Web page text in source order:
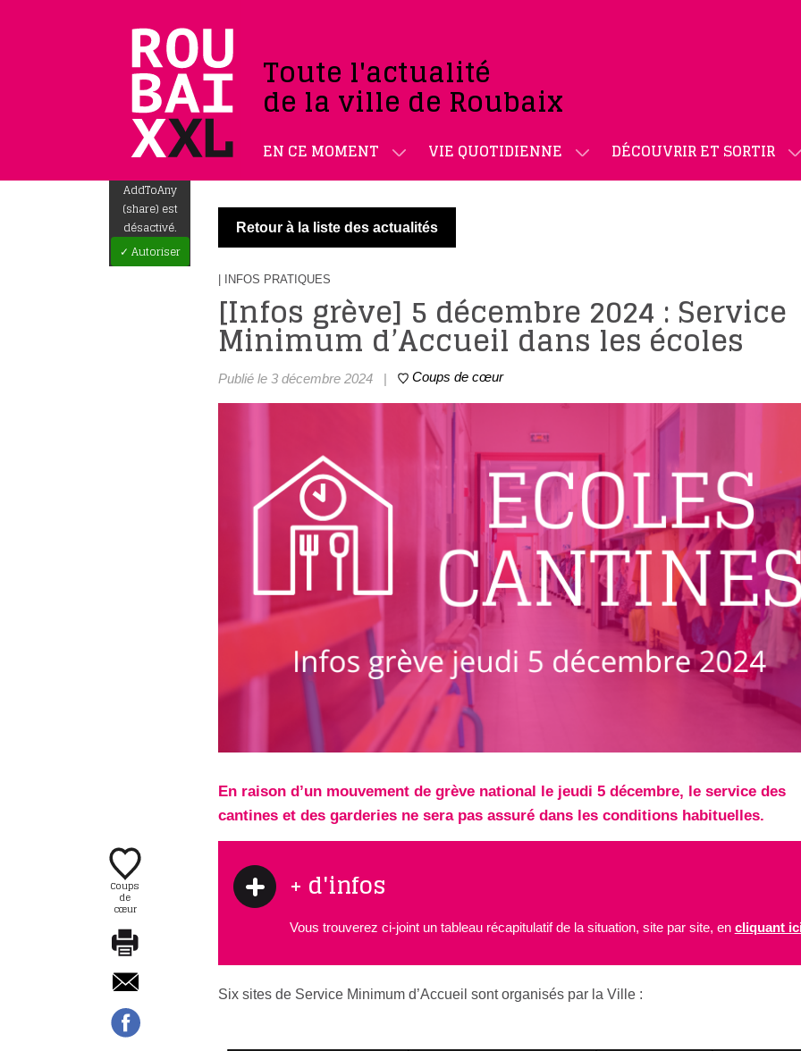
Toute l'actualité
de la ville de Roubaix
EN CE MOMENT VIE QUOTIDIENNE DÉCOUVRIR ET SORTIR
AddToAny
(share) est
désactivé.
✓ Autoriser
Coups
de
cœur
Retour à la liste des actualités
| INFOS PRATIQUES
[Infos grève] 5 décembre 2024 : Service
Minimum d’Accueil dans les écoles
Publié le 3 décembre 2024 | Coups de cœur
En raison d’un mouvement de grève national le jeudi 5 décembre, le service des
cantines et des garderies ne sera pas assuré dans les conditions habituelles.
+ d'infos
Vous trouverez ci-joint un tableau récapitulatif de la situation, site par site, en cliquant
Six sites de Service Minimum d’Accueil sont organisés par la Ville :